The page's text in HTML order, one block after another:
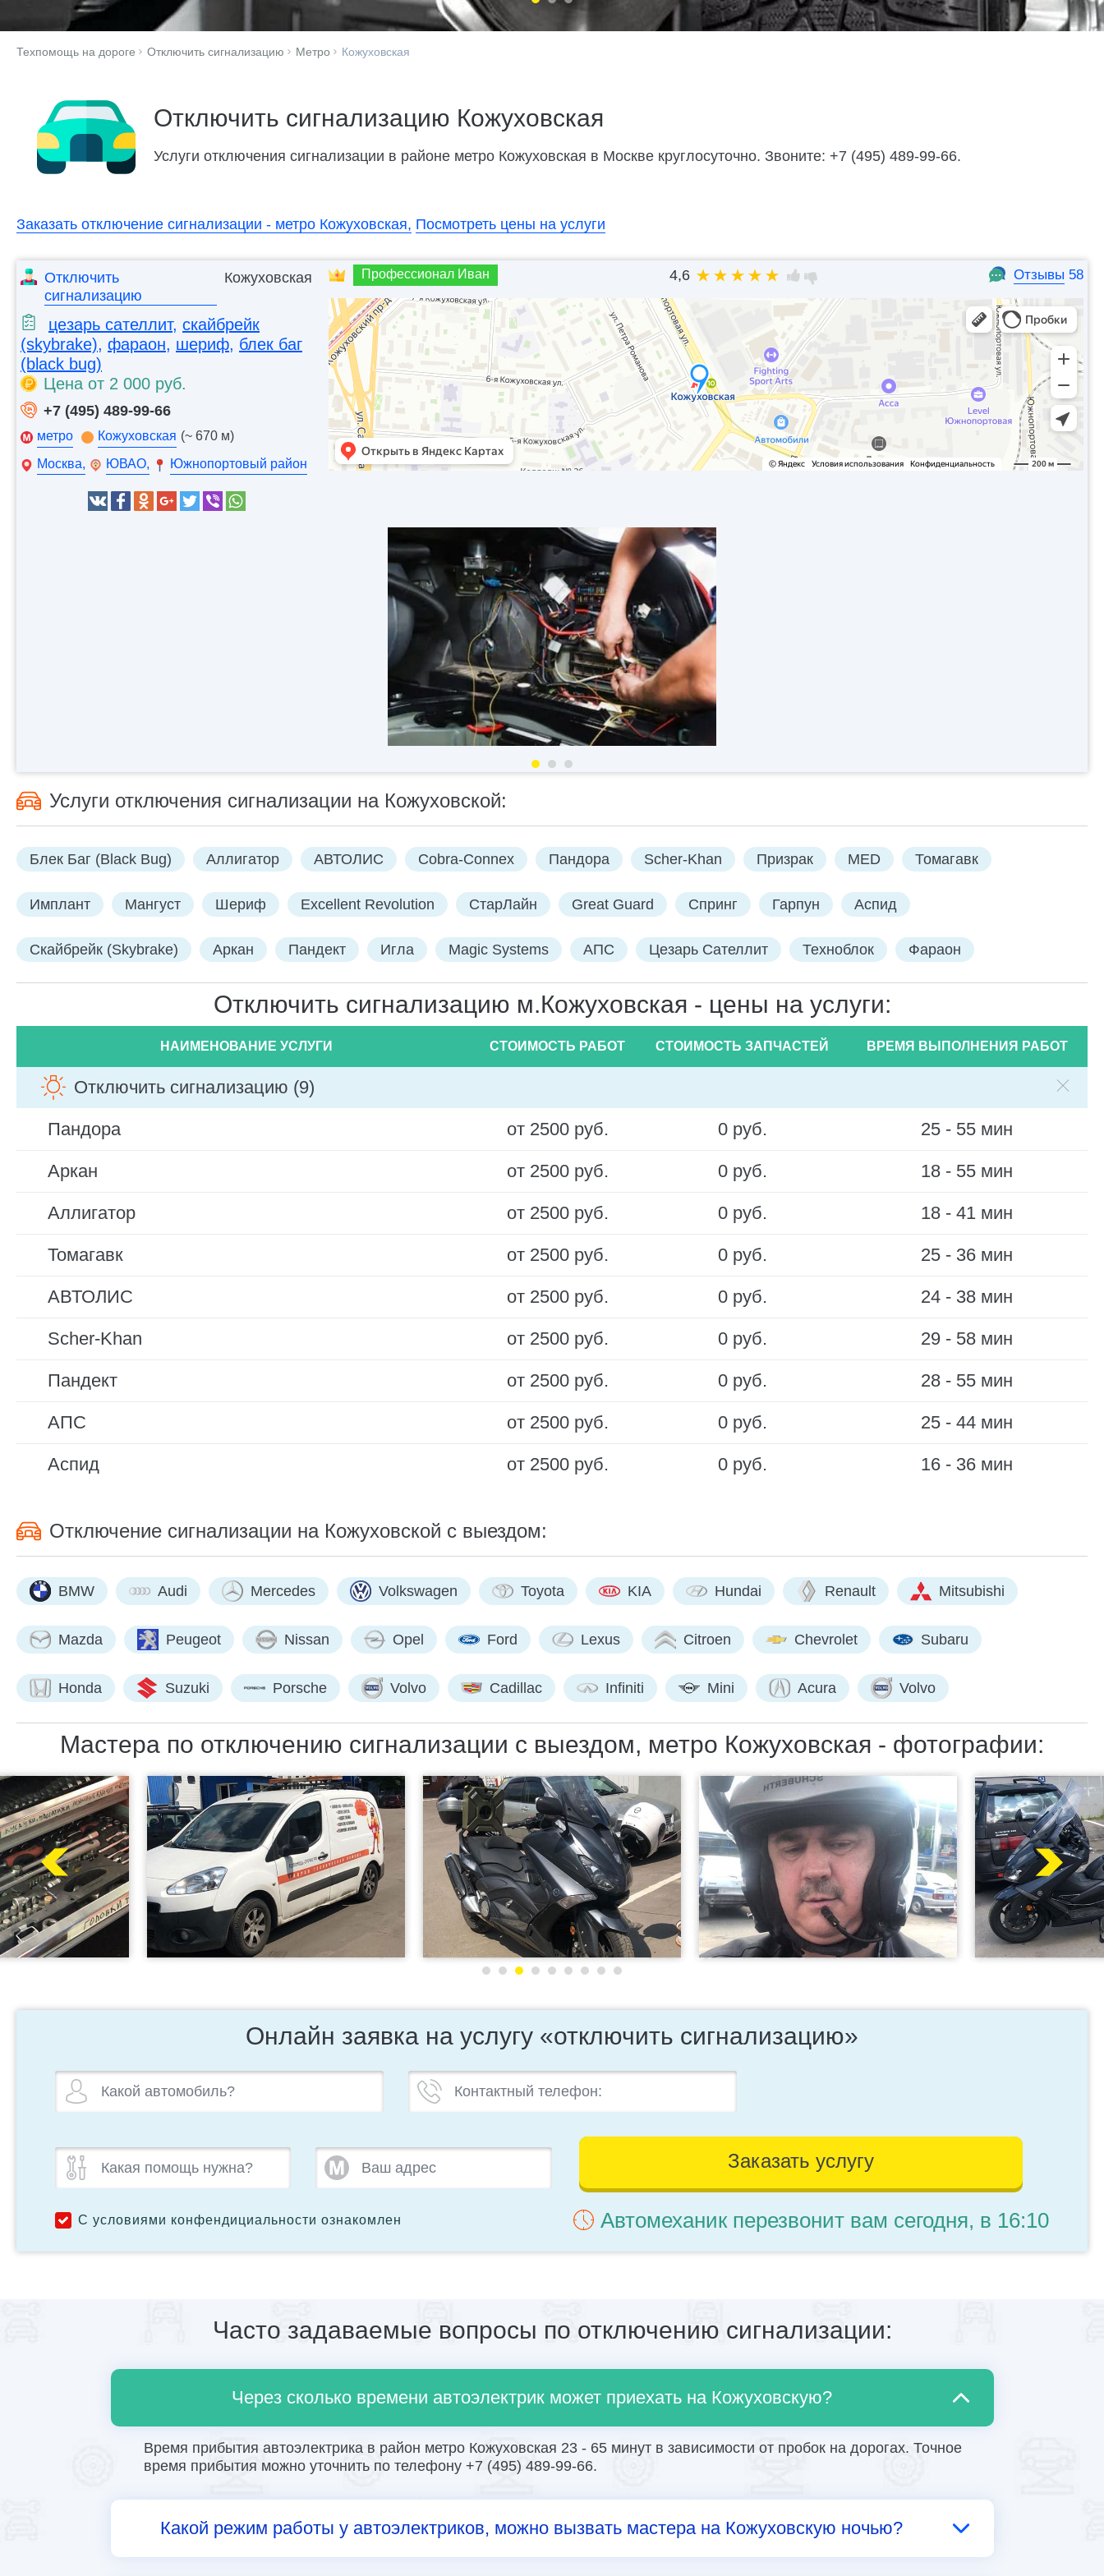
Техпомощь на дороге Отключить сигнализацию Метро Кожуховская
Отключить сигнализацию Кожуховская
Услуги отключения сигнализации в районе метро Кожуховская в Москве круглосуточно. Звоните: +7 (495) 489-99-66.
Заказать отключение сигнализации - метро Кожуховская, Посмотреть цены на услуги
Отключить
сигнализацию
Кожуховская
цезарь сателлит, скайбрейк
(skybrake), фараон, шериф, блек баг
(black bug)
Цена от 2 000 руб.
+7 (495) 489-99-66
метро Кожуховская (~ 670 м)
Москва,
ЮВАО, Южнопортовый район
Профессионал Иван 4,6 Отзывы 58
Услуги отключения сигнализации на Кожуховской:
Блек Баг (Black Bug) Аллигатор АВТОЛИС Cobra-Connex Пандора Scher-Khan Призрак MED Томагавк
Имплант Мангуст Шериф Excellent Revolution СтарЛайн Great Guard Спринг Гарпун Аспид
Скайбрейк (Skybrake) Аркан Пандект Игла Magic Systems АПС Цезарь Сателлит Техноблок Фараон
Отключить сигнализацию м.Кожуховская - цены на услуги:
НАИМЕНОВАНИЕ УСЛУГИ СТОИМОСТЬ РАБОТ СТОИМОСТЬ ЗАПЧАСТЕЙ ВРЕМЯ ВЫПОЛНЕНИЯ РАБОТ
Отключить сигнализацию (9)
Пандора от 2500 руб. 0 руб. 25 - 55 мин
Аркан от 2500 руб. 0 руб. 18 - 55 мин
Аллигатор от 2500 руб. 0 руб. 18 - 41 мин
Томагавк от 2500 руб. 0 руб. 25 - 36 мин
АВТОЛИС от 2500 руб. 0 руб. 24 - 38 мин
Scher-Khan от 2500 руб. 0 руб. 29 - 58 мин
Пандект от 2500 руб. 0 руб. 28 - 55 мин
АПС от 2500 руб. 0 руб. 25 - 44 мин
Аспид от 2500 руб. 0 руб. 16 - 36 мин
Отключение сигнализации на Кожуховской с выездом:
BMW Audi Mercedes Volkswagen Toyota KIA Hundai Renault Mitsubishi
Mazda Peugeot Nissan Opel Ford Lexus Citroen Chevrolet Subaru
Honda Suzuki Porsche Volvo Cadillac Infiniti Mini Acura Volvo
Мастера по отключению сигнализации с выездом, метро Кожуховская - фотографии:
Онлайн заявка на услугу «отключить сигнализацию»
Заказать услугу
С условиями конфендициальности ознакомлен Автомеханик перезвонит вам сегодня, в 16:10
Часто задаваемые вопросы по отключению сигнализации:
Через сколько времени автоэлектрик может приехать на Кожуховскую?
Время прибытия автоэлектрика в район метро Кожуховская 23 - 65 минут в зависимости от пробок на дорогах. Точное
время прибытия можно уточнить по телефону +7 (495) 489-99-66.
Какой режим работы у автоэлектриков, можно вызвать мастера на Кожуховскую ночью?